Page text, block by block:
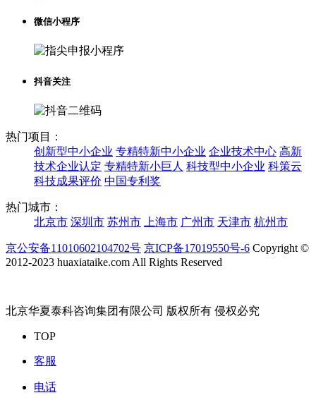
微信小程序
抖音关注
热门项目：
创新型中小企业 专精特新中小企业 企业技术中心 高新
技术企业认定 专精特新小巨人 科技型中小企业 科策云
科技成果评价 中国专利奖
热门城市：
北京市 深圳市 苏州市 上海市 广州市 天津市 杭州市
京公安备11010602104702号 京ICP备17019550号-6 Copyright ©
2012-2023 huaxiataike.com All Rights Reserved
北京华夏泰科咨询集团有限公司 版权所有 侵权必究
TOP
客服
电话